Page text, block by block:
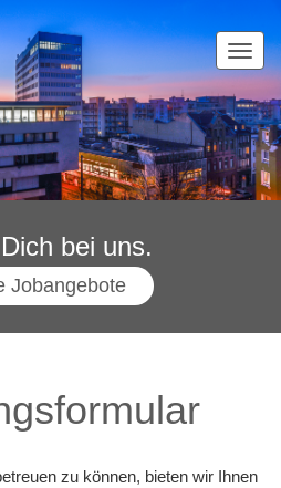
bei uns.
Jobangebote
zu können, bieten wir Ihnen